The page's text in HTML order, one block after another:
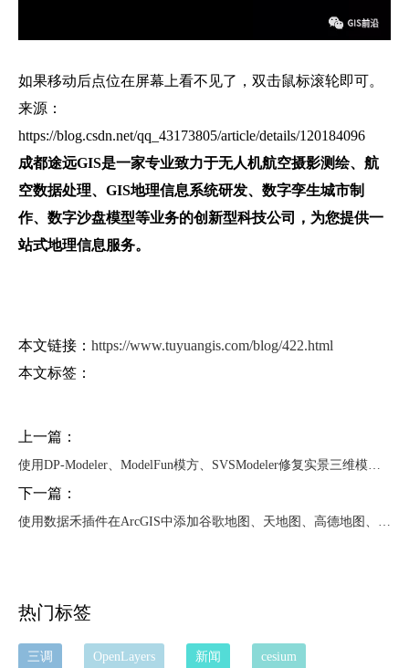
如果移动后点位在屏幕上看不见了，双击鼠标滚轮即可。
来源：
https://blog.csdn.net/qq_43173805/article/details/120184096
成都途远GIS是一家专业致力于无人机航空摄影测绘、航
空数据处理、GIS地理信息系统研发、数字孪生城市制
作、数字沙盘模型等业务的创新型科技公司，为您提供一
站式地理信息服务。
本文链接： https://www.tuyuangis.com/blog/422.html
本文标签：
上一篇：
使用DP-Modeler、ModelFun模方、SVSModeler修复实景三维模型教程
下一篇：
使用数据禾插件在ArcGIS中添加谷歌地图、天地图、高德地图、Bing等图源
热门标签
三调 OpenLayers 新闻 cesium